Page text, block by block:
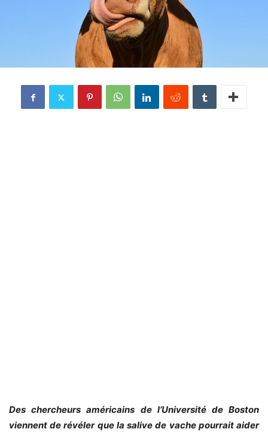
Des chercheurs américains de l’Université de Boston
viennent de révéler que la salive de vache pourrait aider